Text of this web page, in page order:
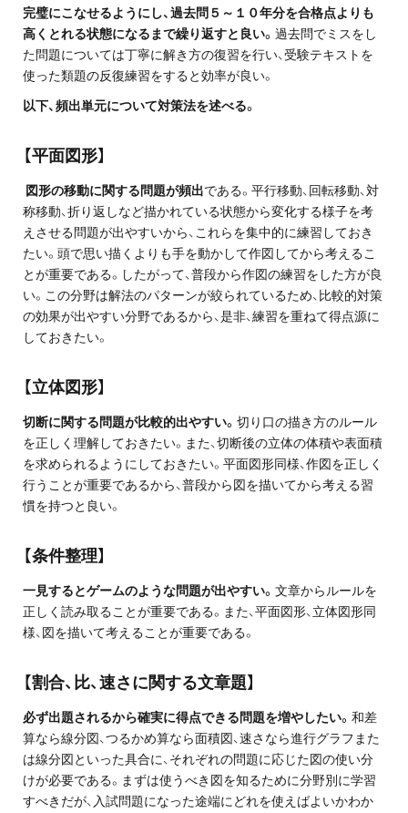
採用情報
プライバシーポリシー
プロ教師が届ける
公式LINE＠
お問い合わせ・資料請求
完璧にこなせるようにし、過去問５～１０年分を合格点よりも
高くとれる状態になるまで繰り返すと良い。 過去問でミスをし
た問題については丁寧に解き方の復習を行い、受験テキストを
使った類題の反復練習をすると効率が良い。
以下、頻出単元について対策法を述べる。
【平面図形】
図形の移動に関する問題が頻出である。平行移動、回転移動、対
称移動、折り返しなど描かれている状態から変化する様子を考
えさせる問題が出やすいから、これらを集中的に練習しておき
たい。頭で思い描くよりも手を動かして作図してから考えるこ
とが重要である。したがって、普段から作図の練習をした方が良
い。この分野は解法のパターンが絞られているため、比較的対策
の効果が出やすい分野であるから、是非、練習を重ねて得点源に
しておきたい。
【立体図形】
切断に関する問題が比較的出やすい。 切り口の描き方のルール
を正しく理解しておきたい。また、切断後の立体の体積や表面積
を求められるようにしておきたい。平面図形同様、作図を正しく
行うことが重要であるから、普段から図を描いてから考える習
慣を持つと良い。
【条件整理】
一見するとゲームのような問題が出やすい。 文章からルールを
正しく読み取ることが重要である。また、平面図形、立体図形同
様、図を描いて考えることが重要である。
【割合、比、速さに関する文章題】
必ず出題されるから確実に得点できる問題を増やしたい。 和差
算なら線分図、つるかめ算なら面積図、速さなら進行グラフまた
は線分図といった具合に、それぞれの問題に応じた図の使い分
けが必要である。まずは使うべき図を知るために分野別に学習
すべきだが、入試問題になった途端にどれを使えばよいかわか